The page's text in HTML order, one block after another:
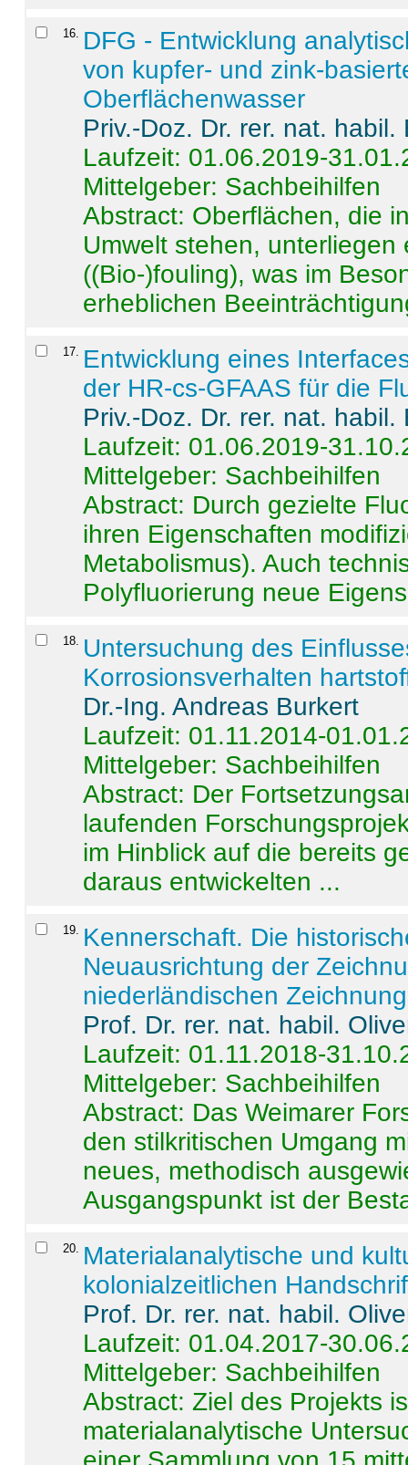
16
DFG - Entwicklung
von kupfer- und zink-
Oberflächenwasser
Priv.-Doz. Dr. rer. nat.
Laufzeit: 01.06.2019-
Mittelgeber: Sachbeihilfen
Abstract: Oberflächen, die
Umwelt stehen,
((Bio-)fouling), was im
erheblichen
17
Entwicklung eines
der HR-cs-GFAAS für die
Priv.-Doz. Dr. rer. nat.
Laufzeit: 01.06.2019-
Mittelgeber: Sachbeihilfen
Abstract: Durch gezielte
ihren Eigenschaften
Metabolismus). Auch
Polyfluorierung neue
18
Untersuchung des
Korrosionsverhalten
Dr.-Ing. Andreas Burkert
Laufzeit: 01.11.2014-
Mittelgeber: Sachbeihilfen
Abstract: Der
laufenden
im Hinblick auf die bereits
daraus entwickelten ...
19
Kennerschaft. Die
Neuausrichtung der
niederländischen
Prof. Dr. rer. nat. habil.
Laufzeit: 01.11.2018-
Mittelgeber: Sachbeihilfen
Abstract: Das Weimarer
den stilkritischen Umgang
neues, methodisch
Ausgangspunkt ist der
20
Materialanalytische und
kolonialzeitlichen
Prof. Dr. rer. nat. habil.
Laufzeit: 01.04.2017-
Mittelgeber: Sachbeihilfen
Abstract:Ziel des Projekts
materialanalytische